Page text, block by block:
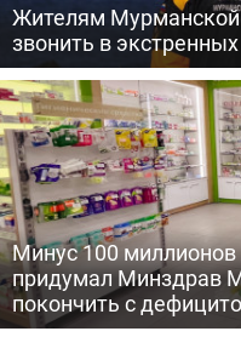
Жителям Мурманской
звонить в
Минус 100 миллионов
придумал Минздрав
покончить с